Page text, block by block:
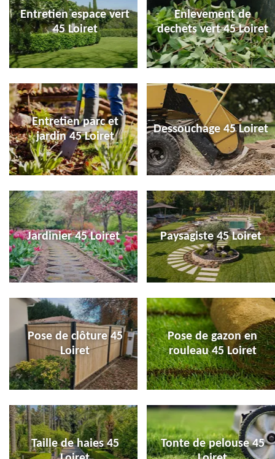
Entretien espace vert
45 Loiret
Enlevement de
dechets vert 45 Loiret
Entretien parc et
jardin 45 Loiret
Dessouchage 45 Loiret
Jardinier 45 Loiret Paysagiste 45 Loiret
Pose de clôture 45
Loiret
Pose de gazon en
rouleau 45 Loiret
Taille de haies 45
Tonte de pelouse 45